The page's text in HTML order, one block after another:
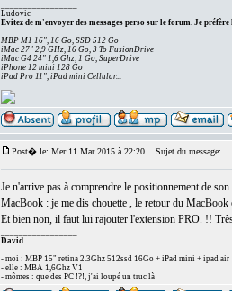
Ludovic
Evitez de m'envoyer des messages perso sur le forum. Je préfère
MBP M1 16", 16 Go, SSD 512 Go
iMac 27" 2,9 GHz, 16 Go, 3 To FusionDrive
iMac G4 24" 1,6 Ghz, 1 Go, SuperDrive
iPhone 12 mini 128 Go
iPad Pro 11", iPad mini Cellular...
Post� le: Mer 11 Mar 2015 à 22:20 Sujet du message:
Je n'arrive pas à comprendre le positionnement de
MacBook : je me dis chouette , le retour du MacBook
Et bien non, il faut lui rajouter l'extension PRO. !!
David
- moi : MBP 15" retina 2.3Ghz 512ssd 16Go + iPad mini + ipad air
- elle : MBA 1,6Ghz V1
- mômes : que des PC !?!, j'ai loupé un truc là